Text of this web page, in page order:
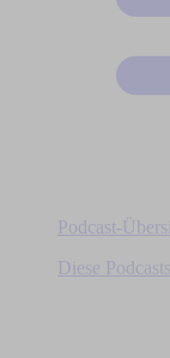
Podcast-
Diese